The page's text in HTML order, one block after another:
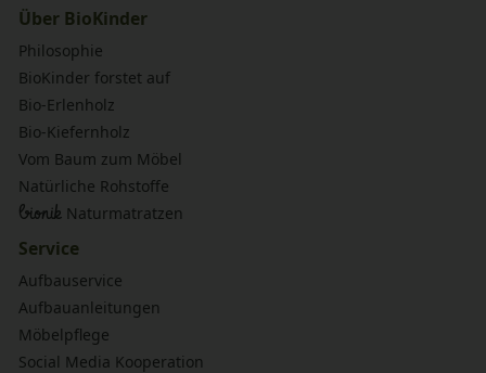
Über BioKinder
Philosophie
BioKinder forstet auf
Bio-Erlenholz
Bio-Kiefernholz
Vom Baum zum Möbel
Natürliche Rohstoffe
bionik Naturmatratzen
Service
Aufbauservice
Aufbauanleitungen
Möbelpflege
Social Media Kooperation